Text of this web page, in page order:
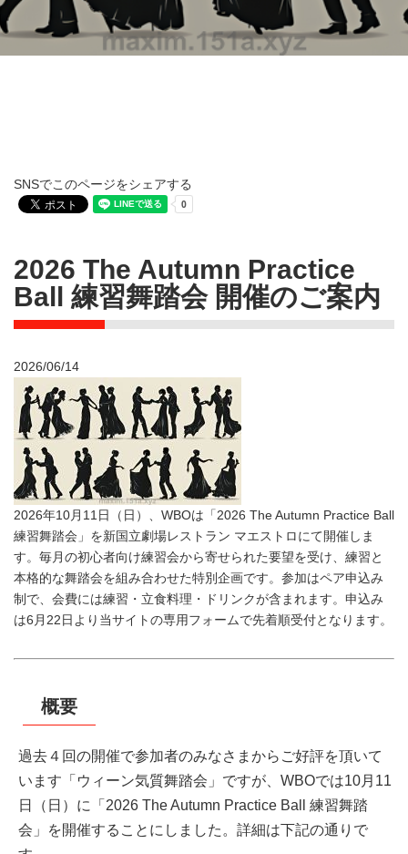
SNSでこのページをシェアする
2026 The Autumn Practice
Ball 練習舞踏会 開催のご案内
2026/06/14
2026年10月11日（日）、WBOは「2026 The Autumn Practice Ball
練習舞踏会」を新国立劇場レストラン マエストロにて開催しま
す。毎月の初心者向け練習会から寄せられた要望を受け、練習と
本格的な舞踏会を組み合わせた特別企画です。参加はペア申込み
制で、会費には練習・立食料理・ドリンクが含まれます。申込み
は6月22日より当サイトの専用フォームで先着順受付となります。
概要
過去４回の開催で参加者のみなさまからご好評を頂いて
います「ウィーン気質舞踏会」ですが、WBOでは10月11
日（日）に「2026 The Autumn Practice Ball 練習舞踏
会」を開催することにしました。詳細は下記の通りで